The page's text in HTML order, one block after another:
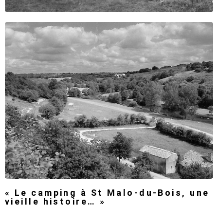
« Le camping à St Malo-du-Bois, une
vieille histoire… »